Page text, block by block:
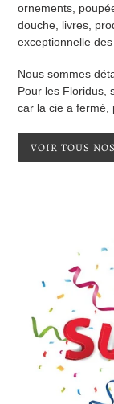
ornements,
douche, livres,
exceptionnelle
Nous sommes
Pour les Floridus,
car la cie a fermé,
VOIR TOUS